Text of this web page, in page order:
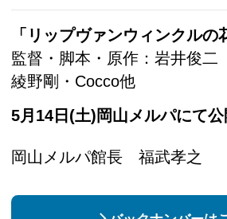
「リップヴァンウィンクルの
監督・脚本・原作：岩井俊
綾野剛・Cocco他
5月14日(土)岡山メルパにて公
岡山メルパ館長 福武孝之